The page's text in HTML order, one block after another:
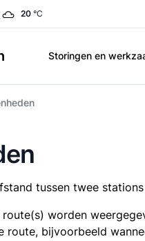
20 °C
Storingen en
tussen twee
worden
route, bijvoorbeeld